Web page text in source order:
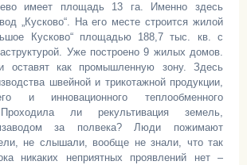
имеет площадь 13 га. Именно здесь
„Кусково“. На его месте строится жилой
Кусково“ площадью 188,7 тыс. кв. с
Уже построено 9 жилых домов.
оставят как промышленную зону. Здесь
швейной и трикотажной продукции,
и инновационного теплообменного
ли рекультивация земель,
за полвека? Люди пожимают
не слышали, вообще не знали, что так
никаких неприятных проявлений нет –